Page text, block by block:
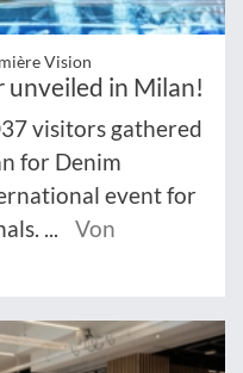
Vision
unveiled in Milan!
visitors gathered
for Denim
event for
...
Von